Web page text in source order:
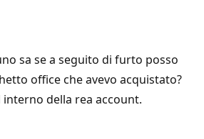
sa se a seguito di furto posso
office che avevo acquistato?
della rea account.